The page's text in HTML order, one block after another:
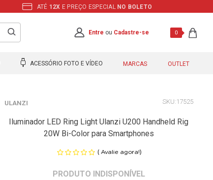
ATÉ 12X E PREÇO ESPECIAL NO BOLETO
Entre ou Cadastre-se 0
ACESSÓRIO FOTO E VÍDEO MARCAS OUTLET
ULANZI 17525
Iluminador LED Ring Light Ulanzi U200 Handheld Rig
20W Bi-Color para Smartphones
( Avalie agora!)